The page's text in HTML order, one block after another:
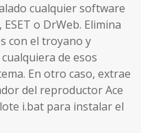
cualquier software
o DrWeb. Elimina
con el troyano y
de esos
En otro caso, extrae
del reproductor Ace
i.bat para instalar el